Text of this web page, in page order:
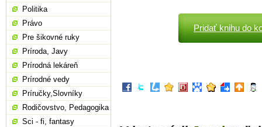
Pridať knihu do
Politika
Právo
Pre šikovné ruky
Príroda, Javy
Prírodná lekáreň
Prírodné vedy
Príručky,Slovníky
Rodičovstvo, Pedagogika
Sci - fi, fantasy